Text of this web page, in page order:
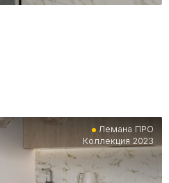
Лемана ПРО
Коллекция 2023